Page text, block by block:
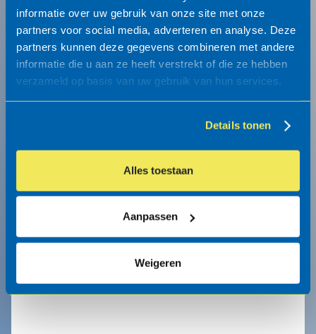
informatie over uw gebruik van onze site met onze
partners voor social media, adverteren en analyse. Deze
partners kunnen deze gegevens combineren met andere
informatie die u aan ze heeft verstrekt of die ze hebben
verzameld op basis van uw gebruik van hun services.
Details tonen
Alles toestaan
Aanpassen
Weigeren
Blijf op de hoogte van onze nieuwste
producten en ontwikkelingen en schrijf u in
voor onze maandelijkse nieuwsbrief.